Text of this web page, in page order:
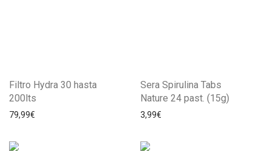
Filtro Hydra 30 hasta
200lts
79,99€
Sera Spirulina Tabs
Nature 24 past. (15g)
3,99€